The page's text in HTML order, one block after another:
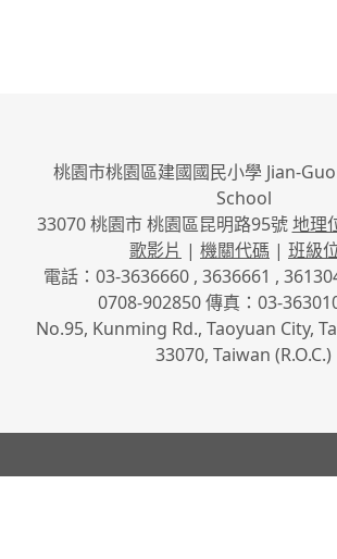
桃園市桃園區建國國民小學 Jian-
School
33070 桃園市 桃園區昆明路95號地理
歌影片 | 機關代碼 | 班級
電話：03-3636660 , 3636661 ,
0708-902850 傳真：03-
No.95, Kunming Rd., Taoyuan City,
33070, Taiwan (R.O.C.)